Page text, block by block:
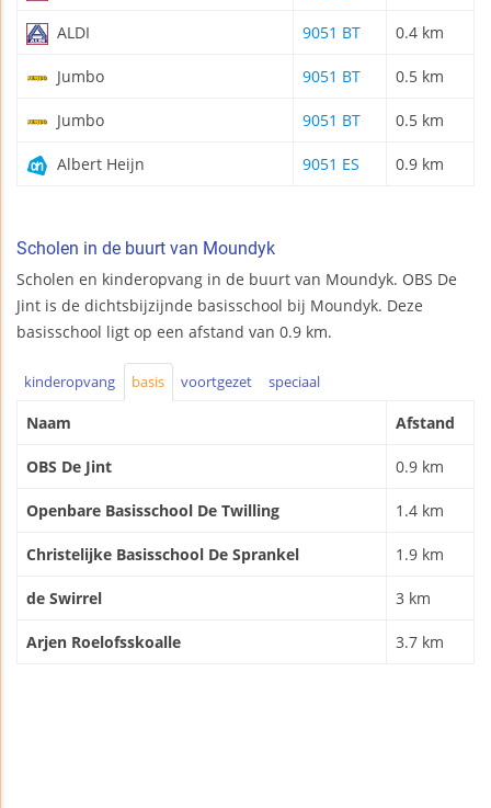
ALDI 9051 BT 0.4 km
Jumbo 9051 BT 0.5 km
Jumbo 9051 BT 0.5 km
Albert Heijn 9051 ES 0.9 km
Scholen in de buurt van Moundyk
Scholen en kinderopvang in de buurt van Moundyk. OBS De
Jint is de dichtsbijzijnde basisschool bij Moundyk. Deze
basisschool ligt op een afstand van 0.9 km.
kinderopvang basis voortgezet speciaal
Naam Afstand
OBS De Jint 0.9 km
Openbare Basisschool De Twilling 1.4 km
Christelijke Basisschool De Sprankel 1.9 km
de Swirrel 3 km
Arjen Roelofsskoalle 3.7 km